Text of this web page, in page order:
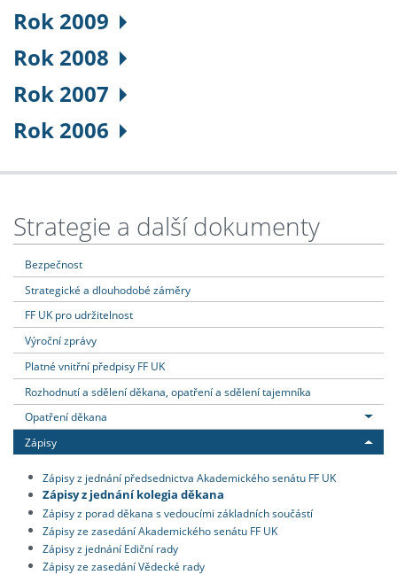
Rok 2009
Rok 2008
Rok 2007
Rok 2006
Strategie a další dokumenty
Bezpečnost
Strategické a dlouhodobé záměry
FF UK pro udržitelnost
Výroční zprávy
Platné vnitřní předpisy FF UK
Rozhodnutí a sdělení děkana, opatření a sdělení tajemníka
Opatření děkana
Zápisy
Zápisy z jednání předsednictva Akademického senátu FF UK
Zápisy z jednání kolegia děkana
Zápisy z porad děkana s vedoucími základních součástí
Zápisy ze zasedání Akademického senátu FF UK
Zápisy z jednání Ediční rady
Zápisy ze zasedání Vědecké rady